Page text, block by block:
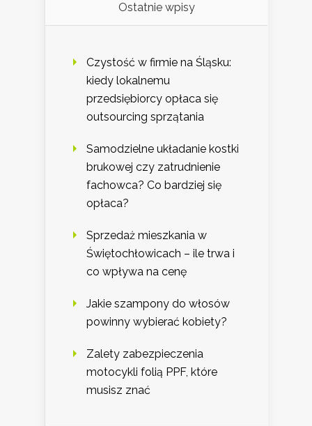
Ostatnie wpisy
Czystość w firmie na Śląsku:
kiedy lokalnemu
przedsiębiorcy opłaca się
outsourcing sprzątania
Samodzielne układanie kostki
brukowej czy zatrudnienie
fachowca? Co bardziej się
opłaca?
Sprzedaż mieszkania w
Świętochłowicach – ile trwa i
co wpływa na cenę
Jakie szampony do włosów
powinny wybierać kobiety?
Zalety zabezpieczenia
motocykli folią PPF, które
musisz znać